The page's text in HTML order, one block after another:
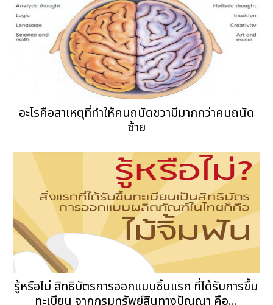
อะไรคือสาเหตุที่ทำให้คนถนัดขวามีมากกว่าคนถนัด
ซ้าย
รู้หรือไม่ สิทธิบัตรการออกแบบชิ้นแรก ที่ได้รับการขึ้น